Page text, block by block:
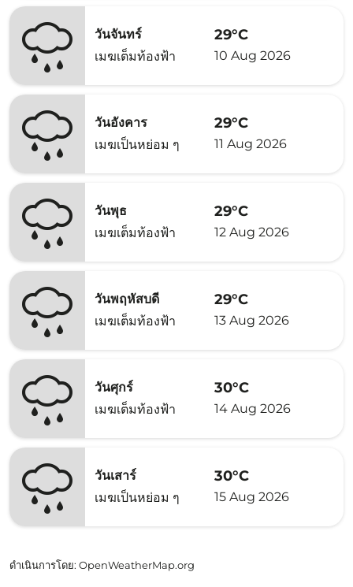
วันจันทร์
เมฆเต็มท้องฟ้า
29°C
10 Aug 2026
วันอังคาร
เมฆเป็นหย่อม ๆ
29°C
11 Aug 2026
วันพุธ
เมฆเต็มท้องฟ้า
29°C
12 Aug 2026
วันพฤหัสบดี
เมฆเต็มท้องฟ้า
29°C
13 Aug 2026
วันศุกร์
เมฆเต็มท้องฟ้า
30°C
14 Aug 2026
วันเสาร์
เมฆเป็นหย่อม ๆ
30°C
15 Aug 2026
ดำเนินการโดย: OpenWeatherMap.org